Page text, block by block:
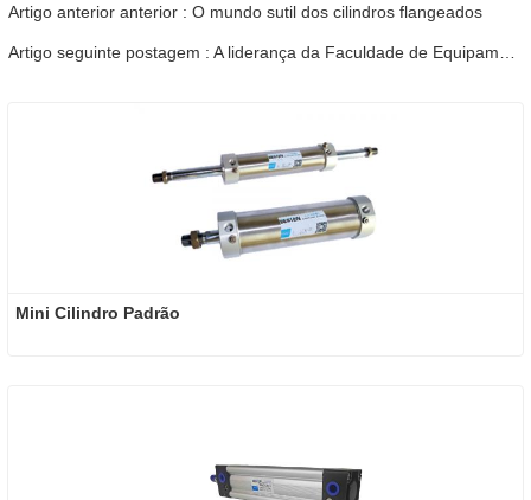
Artigo anterior anterior : O mundo sutil dos cilindros flangeados
Mini Cilindro Padrão